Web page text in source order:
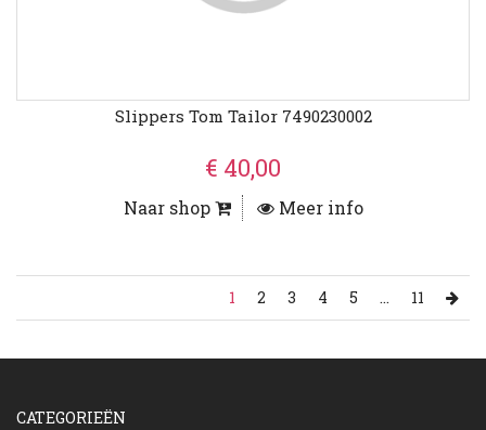
Slippers Tom Tailor 7490230002
€ 40,00
Naar shop Meer info
1 2 3 4 5 ... 11
CATEGORIEËN